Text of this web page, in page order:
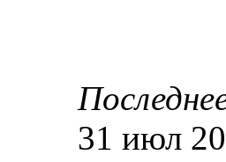
31 июл